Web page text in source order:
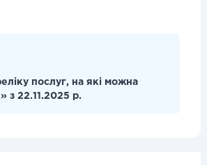
послуг, на які можна
з 22.11.2025 р.